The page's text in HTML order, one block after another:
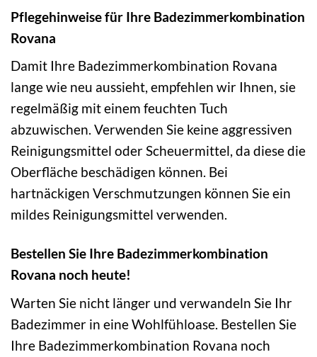
Pflegehinweise für Ihre Badezimmerkombination
Rovana
Damit Ihre Badezimmerkombination Rovana
lange wie neu aussieht, empfehlen wir Ihnen, sie
regelmäßig mit einem feuchten Tuch
abzuwischen. Verwenden Sie keine aggressiven
Reinigungsmittel oder Scheuermittel, da diese die
Oberfläche beschädigen können. Bei
hartnäckigen Verschmutzungen können Sie ein
mildes Reinigungsmittel verwenden.
Bestellen Sie Ihre Badezimmerkombination
Rovana noch heute!
Warten Sie nicht länger und verwandeln Sie Ihr
Badezimmer in eine Wohlfühloase. Bestellen Sie
Ihre Badezimmerkombination Rovana noch